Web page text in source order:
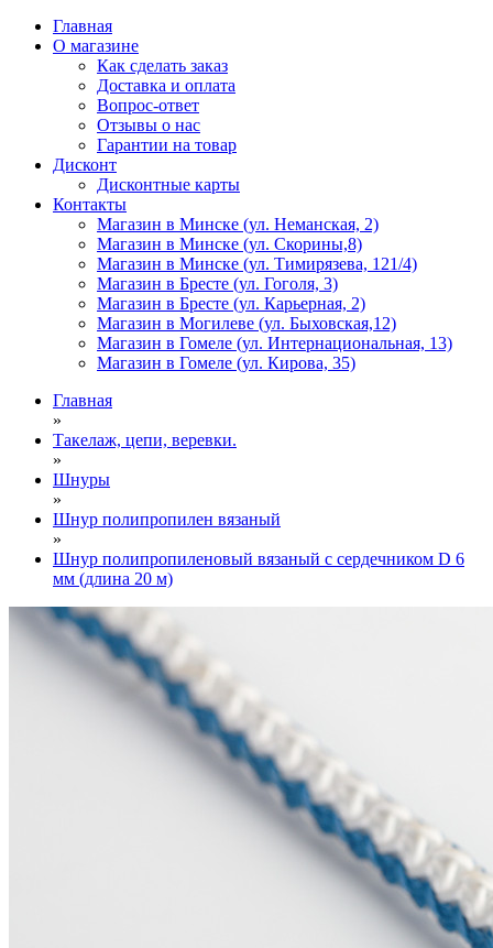
Главная
О магазине
Как сделать заказ
Доставка и оплата
Вопрос-ответ
Отзывы о нас
Гарантии на товар
Дисконт
Дисконтные карты
Контакты
Магазин в Минске (ул. Неманская, 2)
Магазин в Минске (ул. Скорины,8)
Магазин в Минске (ул. Тимирязева, 121/4)
Магазин в Бресте (ул. Гоголя, 3)
Магазин в Бресте (ул. Карьерная, 2)
Магазин в Могилеве (ул. Быховская,12)
Магазин в Гомеле (ул. Интернациональная, 13)
Магазин в Гомеле (ул. Кирова, 35)
Главная
»
Такелаж, цепи, веревки.
»
Шнуры
»
Шнур полипропилен вязаный
»
Шнур полипропиленовый вязаный с сердечником D 6
мм (длина 20 м)